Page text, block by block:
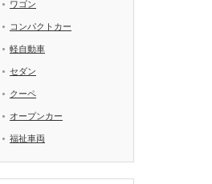
ワゴン
コンパクトカー
軽自動車
セダン
クーペ
オープンカー
福祉車両